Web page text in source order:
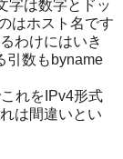
字は数字とドッ
はホスト名です
わけにはいき
引数もbyname
れをIPv4形式
は間違いとい